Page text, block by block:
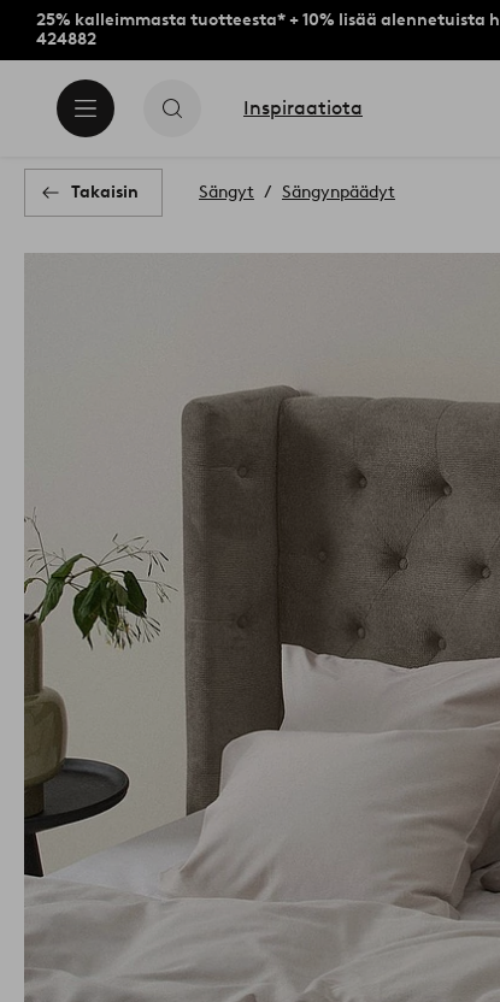
25% kalleimmasta tuotteesta* + 10% lisää alennetuista
424882
Inspiraatiota
Takaisin Sängyt Sängynpäädyt